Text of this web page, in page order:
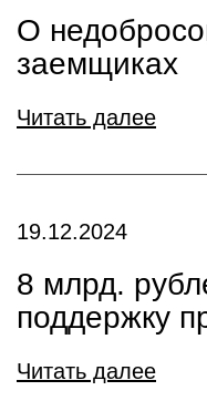
О
заемщиках
Читать далее
19.12.2024
8 млрд.
поддержку
Читать далее